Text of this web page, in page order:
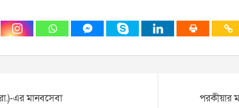
এর মানবসেবা পরকীয়ার